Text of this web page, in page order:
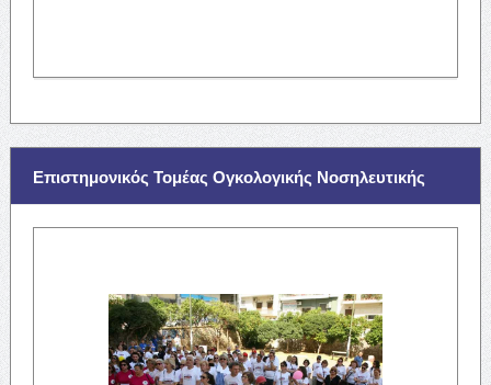
Επιστημονικός Τομέας Ογκολογικής Νοσηλευτικής